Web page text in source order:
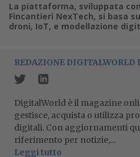
La piattaforma, sviluppata
Fincantieri NexTech, si basa
droni, IoT, e modellazione
REDAZIONE DIGITALWORLD
DigitalWorld è il magazine
gestisce, acquista o utilizza
digitali. Con aggiornamenti
riferimento per notizie,...
Leggi tutto